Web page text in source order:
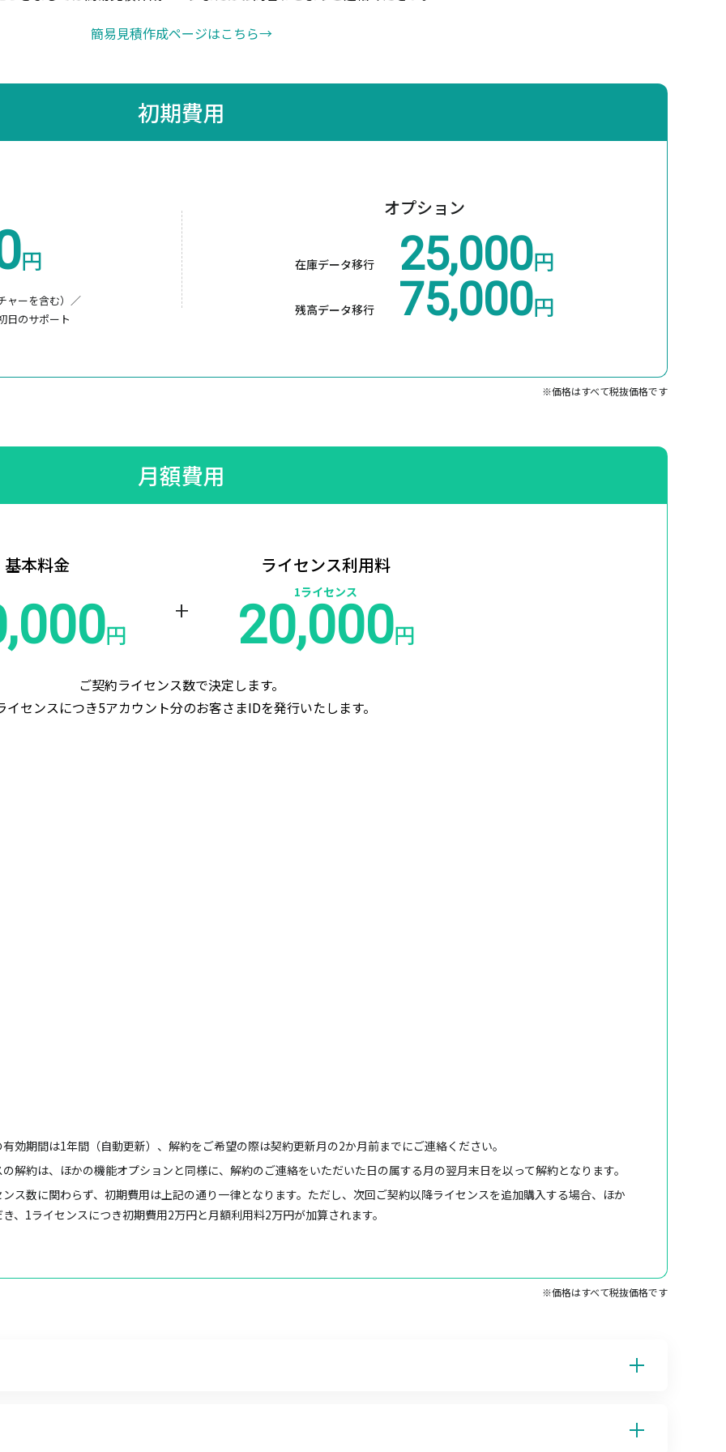
簡易見積作成ページはこちら→
初期費用
円
ャーを含む）／
日のサポート
オプション
在庫データ移行 25,000円
残高データ移行 75,000円
※価格はすべて税抜価格です
月額費用
基本料金
円
+
ライセンス利用料
1ライセンス
20,000円
ご契約ライセンス数で決定します。
イセンスにつき5アカウント分のお客さまIDを発行いたします。
効期間は1年間（自動更新）、解約をご希望の際は契約更新月の2か月前までにご連絡ください。
解約は、ほかの機能オプションと同様に、解約のご連絡をいただいた日の属する月の翌月末日を以って解約となります。
ス数に関わらず、初期費用は上記の通り一律となります。ただし、次回ご契約以降ライセンスを追加購入する場合、ほか
、1ライセンスにつき初期費用2万円と月額利用料2万円が加算されます。
※価格はすべて税抜価格です